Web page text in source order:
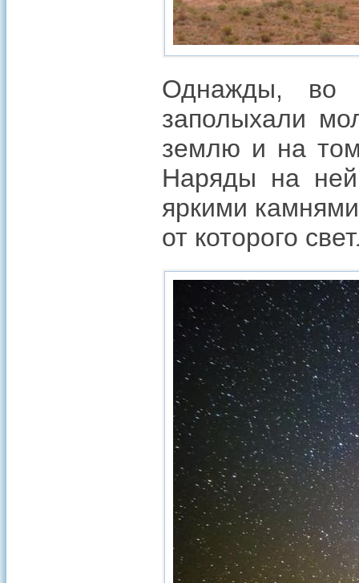
Однажды, во
заполыхали
землю и на том
Наряды на
яркими
от которого